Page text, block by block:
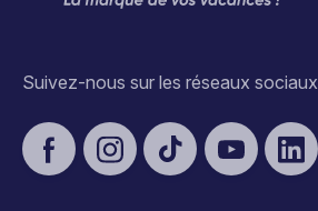
Suivez-nous sur les réseaux sociaux